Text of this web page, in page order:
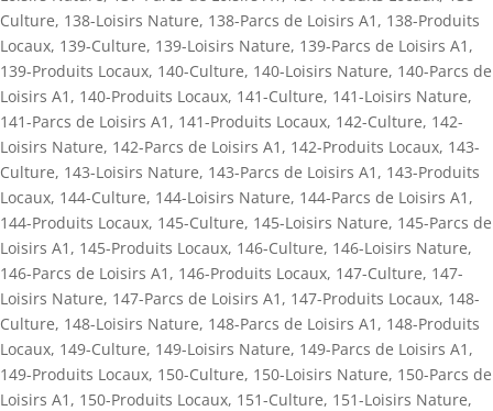
Culture, 138-Loisirs Nature, 138-Parcs de Loisirs A1 , 138-Produits
Locaux, 139-Culture, 139-Loisirs Nature, 139-Parcs de Loisirs A1 ,
139-Produits Locaux, 140-Culture, 140-Loisirs Nature, 140-Parcs de
Loisirs A1 , 140-Produits Locaux, 141-Culture, 141-Loisirs Nature,
141-Parcs de Loisirs A1 , 141-Produits Locaux, 142-Culture, 142-
Loisirs Nature, 142-Parcs de Loisirs A1 , 142-Produits Locaux, 143-
Culture, 143-Loisirs Nature, 143-Parcs de Loisirs A1 , 143-Produits
Locaux, 144-Culture, 144-Loisirs Nature, 144-Parcs de Loisirs A1 ,
144-Produits Locaux, 145-Culture, 145-Loisirs Nature, 145-Parcs de
Loisirs A1 , 145-Produits Locaux, 146-Culture, 146-Loisirs Nature,
146-Parcs de Loisirs A1 , 146-Produits Locaux, 147-Culture, 147-
Loisirs Nature, 147-Parcs de Loisirs A1 , 147-Produits Locaux, 148-
Culture, 148-Loisirs Nature, 148-Parcs de Loisirs A1 , 148-Produits
Locaux, 149-Culture, 149-Loisirs Nature, 149-Parcs de Loisirs A1 ,
149-Produits Locaux, 150-Culture, 150-Loisirs Nature, 150-Parcs de
Loisirs A1 , 150-Produits Locaux, 151-Culture, 151-Loisirs Nature,